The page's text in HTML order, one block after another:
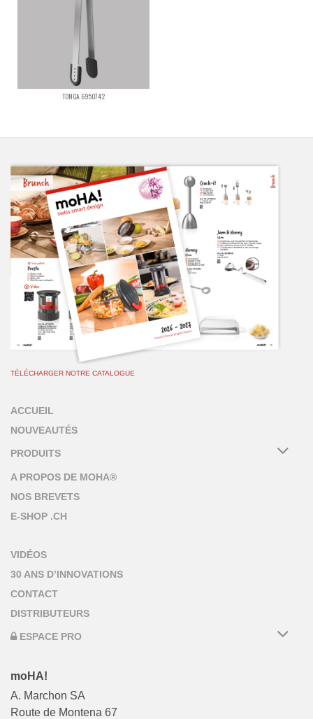
TONGA 6950742
TÉLÉCHARGER NOTRE CATALOGUE
ACCUEIL
NOUVEAUTÉS
PRODUITS
A PROPOS DE MOHA®
NOS BREVETS
E-SHOP .CH
VIDÉOS
30 ANS D’INNOVATIONS
CONTACT
DISTRIBUTEURS
ESPACE PRO
moHA!
A. Marchon SA
Route de Montena 67